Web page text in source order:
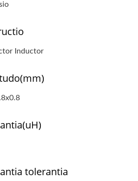
Inductor
tolerantia
Cum Magnetibus